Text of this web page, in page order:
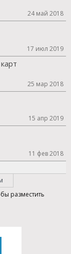
24 май 2018
17 июл 2019
25 мар 2018
15 апр 2019
11 фев 2018
разместить